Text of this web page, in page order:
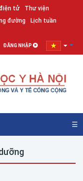
tử
Thư viện
đường
Lịch tuần
ĐĂNG NHẬP
☰